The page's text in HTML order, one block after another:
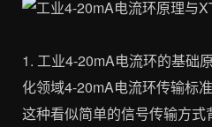
1. 工业4-20mA电流环的基础
化领域4-20mA电流环传输标
这种看似简单的信号传输方